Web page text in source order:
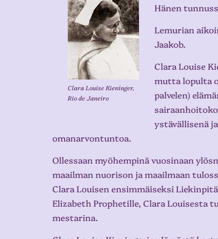
Clara Louise Kieninger,
Rio de Janeiro
Hänen
Lemurian
Jaakob.
Clara Louise
mutta lopulta
palvelen)
ystävällisenä
omanarvontuntoa.
Ollessaan myöhempinä vuosinaan
maailman nuorison ja maailmaan
Clara Louisen ensimmäiseksi
Elizabeth Prophetille, Clara Louisesta
mestarina.